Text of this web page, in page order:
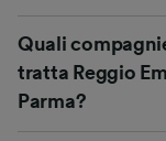
Quali
tratta Reggio
Parma?